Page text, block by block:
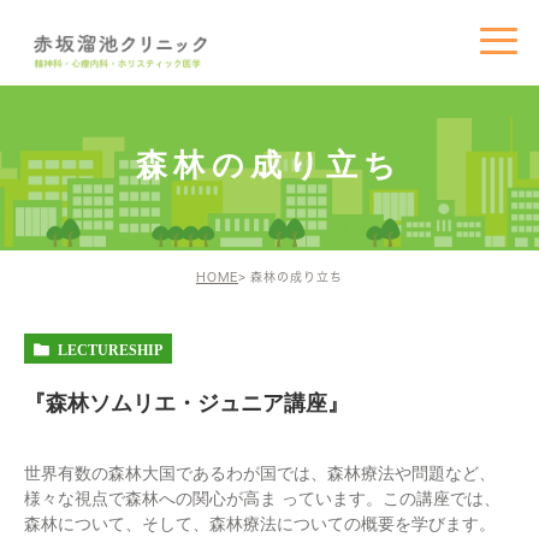
森林の成り立ち
HOME 森林の成り立ち
LECTURESHIP
『森林ソムリエ・ジュニア講座』
世界有数の森林大国であるわが国では、森林療法や問題など、
様々な視点で森林への関心が高ま っています。この講座では、
森林について、そして、森林療法についての概要を学びます。